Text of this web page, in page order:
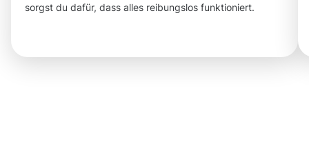
sorgst du dafür, dass alles reibungslos funktioniert.